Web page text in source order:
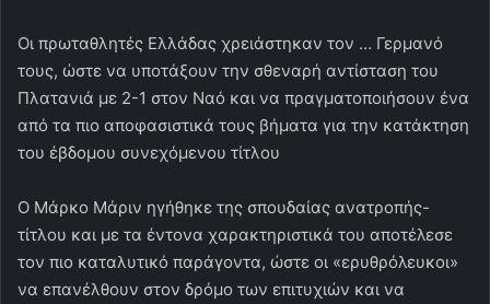
Οι πρωταθλητές Ελλάδας χρειάστηκαν τον … Γερμανό
τους, ώστε να υποτάξουν την σθεναρή αντίσταση του
Πλατανιά με 2-1 στον Ναό και να πραγματοποιήσουν ένα
από τα πιο αποφασιστικά τους βήματα για την κατάκτηση
του έβδομου συνεχόμενου τίτλου
Ο Μάρκο Μάριν ηγήθηκε της σπουδαίας ανατροπής-
τίτλου και με τα έντονα χαρακτηριστικά του αποτέλεσε
τον πιο καταλυτικό παράγοντα, ώστε οι «ερυθρόλευκοι»
να επανέλθουν στον δρόμο των επιτυχιών και να